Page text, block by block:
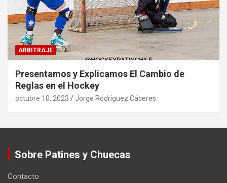
ARBITRAJE
Presentamos y Explicamos El Cambio de
Reglas en el Hockey
octubre 10, 2023 Jorge Rodríguez Cáceres
Sobre Patines y Chuecas
Contacto